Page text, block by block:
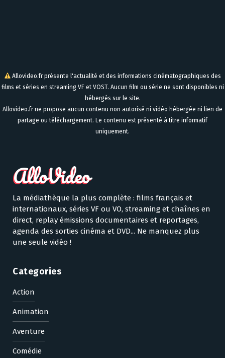
Allovideo.fr présente l'actualité et des informations cinématographiques des
films et séries en streaming VF et VOST. Aucun film ou série ne sont disponibles ni
hébergés sur le site.
Allovideo.fr ne propose aucun contenu non autorisé ni vidéo hébergée ni lien de
partage ou téléchargement. Le contenu est présenté à titre informatif
uniquement.
La médiathèque la plus complète : films français et
internationaux, séries VF ou VO, streaming et chaînes en
direct, replay émissions documentaires et reportages,
agenda des sorties cinéma et DVD... Ne manquez plus
une seule vidéo !
Categories
Action
Animation
Aventure
Comédie